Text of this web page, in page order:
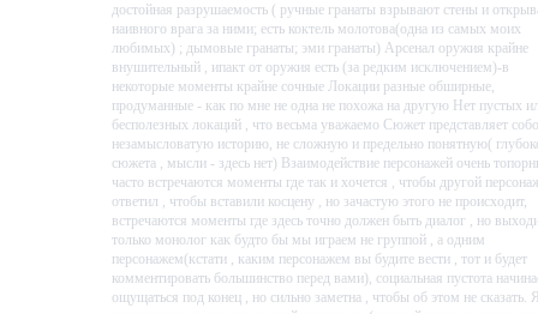
нападать на врагов с разбега, а Дакс — незаметно проникать во
вражеский лагерь. Ну и что, что это говорящая утка ростом почти в
полтора метра и с арбалетом за спиной?
ДИНАМИЧЕСКИЙ МИР
Вокруг вас всегда найдутся элементы ландшафта, которые могут
пригодиться. Избегайте света прожекторов и прячьтесь от глаз
противников. А может, вы приметесь равнять с землей стены и
и крушить все, что видите?
достойная разрушаемость ( ручные гранаты взрывают стены и
наивного врага за ними; есть коктель молотова(одна из самых моих
любимых) ; дымовые гранаты; эми гранаты) Арсенал оружия крайне
внушительный , ипакт от оружия есть (за редким исключением)-в
некоторые моменты крайне сочные Локации разные обширные,
продуманные - как по мне не одна не похожа на другую Нет пустых
бесполезных локаций , что весьма уважаемо Сюжет представляет
незамысловатую историю, не сложную и предельно понятную(
сюжета , мысли - здесь нет) Взаимодействие персонажей очень
часто встречаются моменты где так и хочется , чтобы другой
ответил , чтобы вставили косцену , но зачастую этого не происходит,
встречаются моменты где здесь точно должен быть диалог , но
только монолог как будто бы мы играем не группой , а одним
персонажем(кстати , каким персонажем вы будите вести , тот и будет
комментировать большинство перед вами), социальная пустота
ощущаться под конец , но сильно заметна , чтобы об этом не сказать.